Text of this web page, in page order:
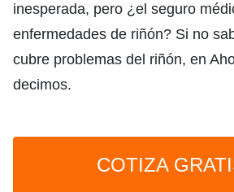
inesperada, pero ¿el seguro
enfermedades de riñón? Si no
cubre problemas del riñón, en
decimos.
COTIZA